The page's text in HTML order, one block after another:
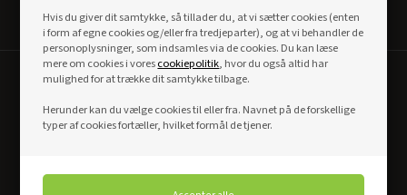
Hvis du giver dit samtykke, så tillader du, at vi sætter cookies (enten
i form af egne cookies og/eller fra tredjeparter), og at vi behandler de
personoplysninger, som indsamles via de cookies. Du kan læse
mere om cookies i vorescookiepolitik, hvor du også altid har
mulighed for at trække dit samtykke tilbage.
Herunder kan du vælge cookies til eller fra. Navnet på de forskellige
typer af cookies fortæller, hvilket formål de tjener.
leveringsdag ønskes, vælges det blot ved bestilling.